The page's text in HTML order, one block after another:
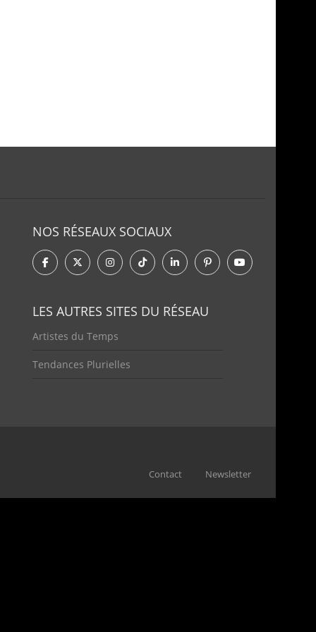
NOS RÉSEAUX SOCIAUX
LES AUTRES SITES DU RÉSEAU
Artistes du Temps
Tendances Plurielles
Contact Newsletter